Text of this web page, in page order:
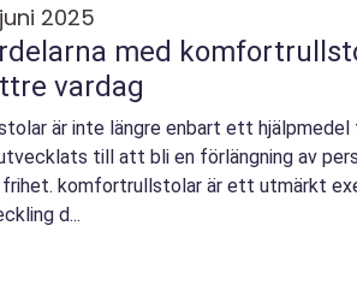
2025
med
vardag
är inte längre enbart ett
till att bli en förlängning av
komfortrullstolar är ett utmärkt
d...